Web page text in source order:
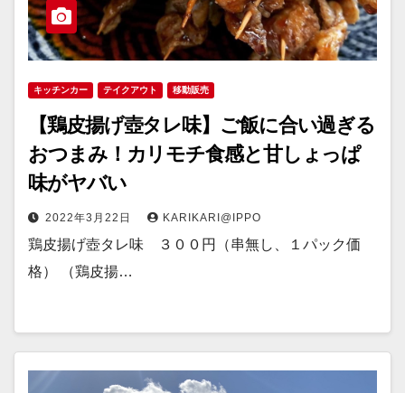
キッチンカー テイクアウト 移動販売
【鶏皮揚げ壺タレ味】ご飯に合い過ぎる
おつまみ！カリモチ食感と甘しょっぱ
味がヤバい
2022年3月22日 KARIKARI@IPPO
鶏皮揚げ壺タレ味 ３００円（串無し、１パック価
格） （鶏皮揚…